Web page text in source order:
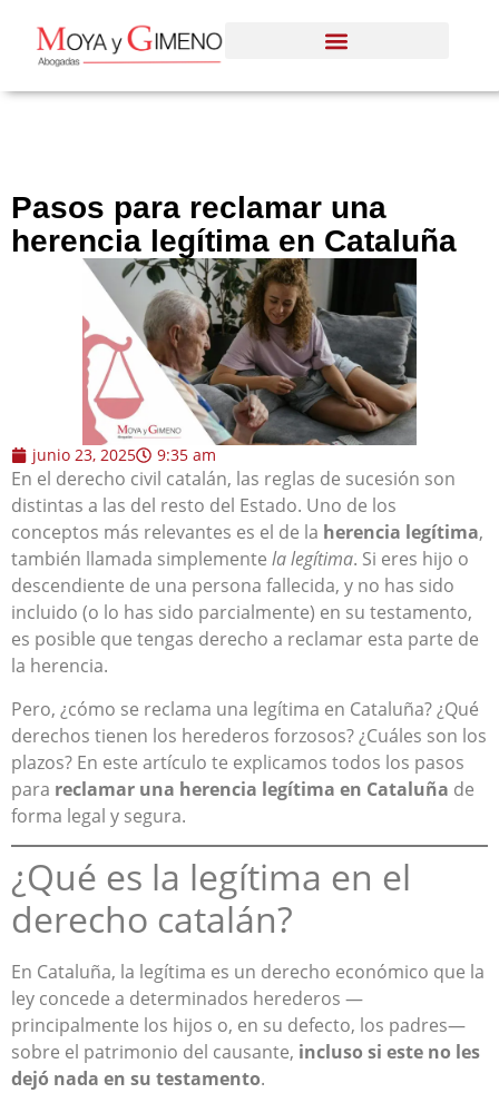
Pasos para reclamar una
herencia legítima en Cataluña
junio 23, 2025 9:35 am
En el derecho civil catalán, las reglas de sucesión son
distintas a las del resto del Estado. Uno de los
conceptos más relevantes es el de la herencia legítima,
también llamada simplemente la legítima. Si eres hijo o
descendiente de una persona fallecida, y no has sido
incluido (o lo has sido parcialmente) en su testamento,
es posible que tengas derecho a reclamar esta parte de
la herencia.
Pero, ¿cómo se reclama una legítima en Cataluña? ¿Qué
derechos tienen los herederos forzosos? ¿Cuáles son los
plazos? En este artículo te explicamos todos los pasos
para reclamar una herencia legítima en Cataluña de
forma legal y segura.
¿Qué es la legítima en el
derecho catalán?
En Cataluña, la legítima es un derecho económico que la
ley concede a determinados herederos —
principalmente los hijos o, en su defecto, los padres—
sobre el patrimonio del causante, incluso si este no les
dejó nada en su testamento.